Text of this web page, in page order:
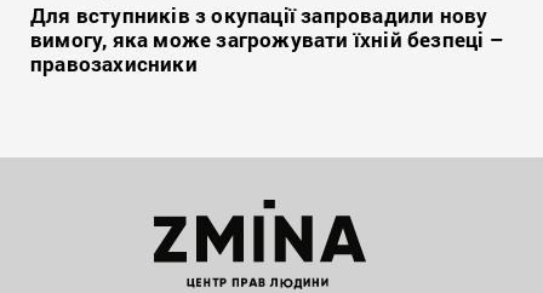
Для вступників з окупації запровадили нову
вимогу, яка може загрожувати їхній безпеці –
правозахисники